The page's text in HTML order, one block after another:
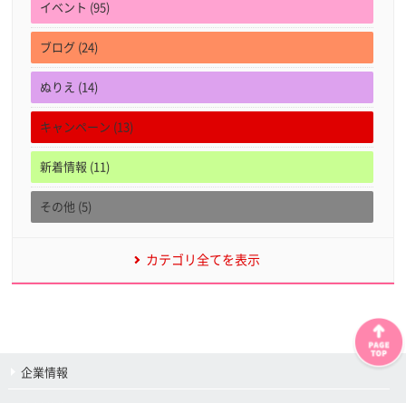
イベント (95)
ブログ (24)
ぬりえ (14)
キャンペーン (13)
新着情報 (11)
その他 (5)
カテゴリ全てを表示
企業情報